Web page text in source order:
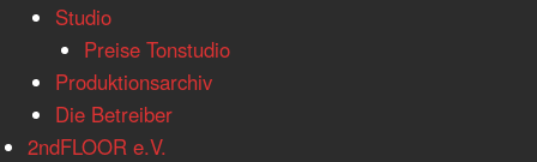
Studio
Preise Tonstudio
Produktionsarchiv
Die Betreiber
2ndFLOOR e.V.